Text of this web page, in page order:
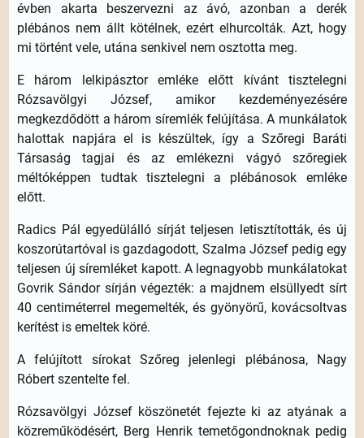
évben akarta beszervezni az ávó, azonban a derék
plébános nem állt kötélnek, ezért elhurcolták. Azt, hogy
mi történt vele, utána senkivel nem osztotta meg.
E három lelkipásztor emléke előtt kívánt tisztelegni
Rózsavölgyi József, amikor kezdeményezésére
megkezdődött a három síremlék felújítása. A munkálatok
halottak napjára el is készültek, így a Szőregi Baráti
Társaság tagjai és az emlékezni vágyó szőregiek
méltóképpen tudtak tisztelegni a plébánosok emléke
előtt.
Radics Pál egyedülálló sírját teljesen letisztították, és új
koszorútartóval is gazdagodott, Szalma József pedig egy
teljesen új síremléket kapott. A legnagyobb munkálatokat
Govrik Sándor sírján végezték: a majdnem elsüllyedt sírt
40 centiméterrel megemelték, és gyönyörű, kovácsoltvas
kerítést is emeltek köré.
A felújított sírokat Szőreg jelenlegi plébánosa, Nagy
Róbert szentelte fel.
Rózsavölgyi József köszönetét fejezte ki az atyának a
közreműködésért, Berg Henrik temetőgondnoknak pedig